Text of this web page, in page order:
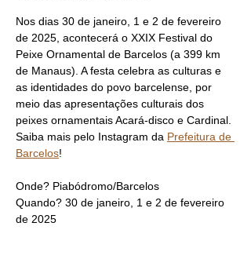
Nos dias 30 de janeiro, 1 e 2 de fevereiro
de 2025, acontecerá o XXIX Festival do
Peixe Ornamental de Barcelos (a 399 km
de Manaus). A festa celebra as culturas e
as identidades do povo barcelense, por
meio das apresentações culturais dos
peixes ornamentais Acará-disco e Cardinal.
Saiba mais pelo Instagram da Prefeitura de
Barcelos!
Onde? Piabódromo/Barcelos
Quando? 30 de janeiro, 1 e 2 de fevereiro
de 2025